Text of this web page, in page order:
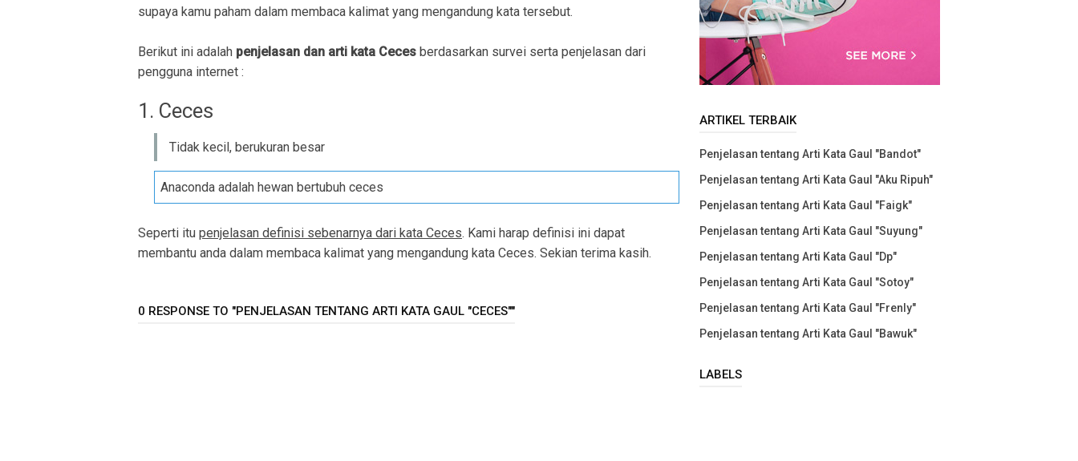
supaya kamu paham dalam membaca kalimat yang mengandung kata tersebut.
Berikut ini adalah penjelasan dan arti kata Ceces berdasarkan survei serta penjelasan dari
pengguna internet :
1. Ceces
Tidak kecil, berukuran besar
Anaconda adalah hewan bertubuh ceces
Seperti itu penjelasan definisi sebenarnya dari kata Ceces. Kami harap definisi ini dapat
membantu anda dalam membaca kalimat yang mengandung kata Ceces. Sekian terima kasih.
0 RESPONSE TO "PENJELASAN TENTANG ARTI KATA GAUL "CECES""
ARTIKEL TERBAIK
Penjelasan tentang Arti Kata Gaul "Bandot"
Penjelasan tentang Arti Kata Gaul "Aku Ripuh"
Penjelasan tentang Arti Kata Gaul "Faigk"
Penjelasan tentang Arti Kata Gaul "Suyung"
Penjelasan tentang Arti Kata Gaul "Dp"
Penjelasan tentang Arti Kata Gaul "Sotoy"
Penjelasan tentang Arti Kata Gaul "Frenly"
Penjelasan tentang Arti Kata Gaul "Bawuk"
LABELS